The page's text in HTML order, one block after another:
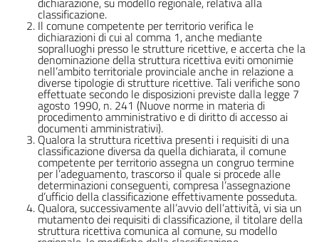
classificazione.
Il comune competente per territorio verifica le
dichiarazioni di cui al comma 1, anche mediante
sopralluoghi presso le strutture ricettive, e accerta che la
denominazione della struttura ricettiva eviti omonimie
nell’ambito territoriale provinciale anche in relazione a
diverse tipologie di strutture ricettive. Tali verifiche sono
effettuate secondo le disposizioni previste dalla legge 7
agosto 1990, n. 241 (Nuove norme in materia di
procedimento amministrativo e di diritto di accesso ai
documenti amministrativi).
Qualora la struttura ricettiva presenti i requisiti di una
classificazione diversa da quella dichiarata, il comune
competente per territorio assegna un congruo termine
per l’adeguamento, trascorso il quale si procede alle
determinazioni conseguenti, compresa l’assegnazione
d’ufficio della classificazione effettivamente posseduta.
Qualora, successivamente all’avvio dell’attività, vi sia un
mutamento dei requisiti di classificazione, il titolare della
struttura ricettiva comunica al comune, su modello